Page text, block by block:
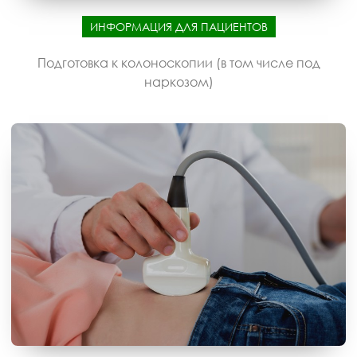
ИНФОРМАЦИЯ ДЛЯ ПАЦИЕНТОВ
Подготовка к колоноскопии (в том числе под
наркозом)